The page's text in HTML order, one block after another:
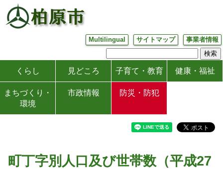
Multilingual サイトマップ 事業者情報
くらし 見どころ 子育て・教育 健康・福祉
まちづくり・
環境
市政情報 防災・防犯
町丁字別人口及び世帯数（平成27